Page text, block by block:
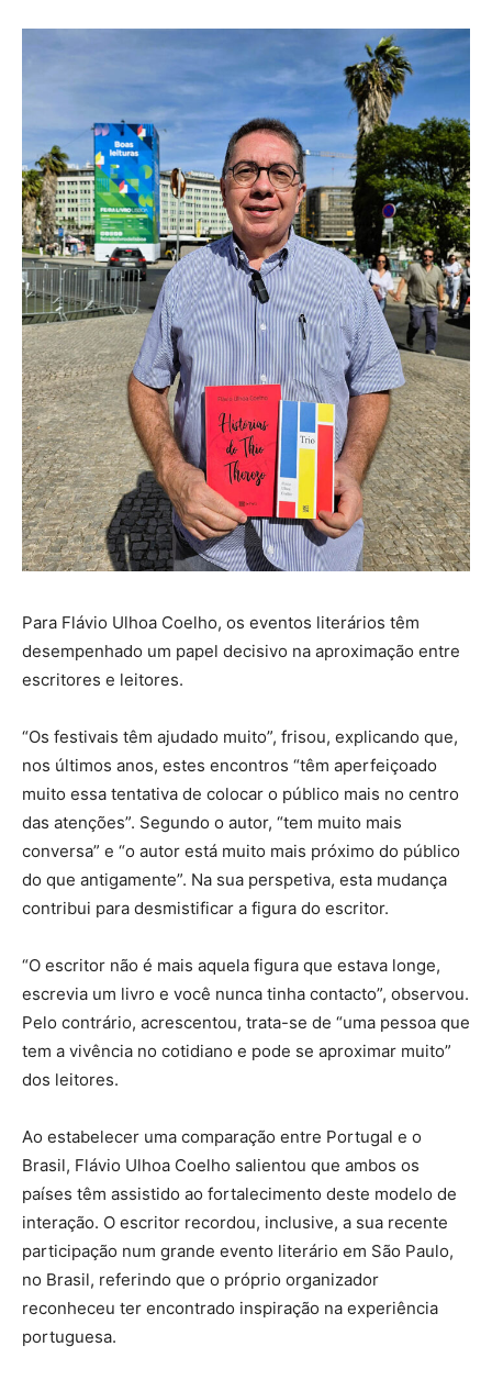
Para Flávio Ulhoa Coelho, os eventos literários têm
desempenhado um papel decisivo na aproximação entre
escritores e leitores.
“Os festivais têm ajudado muito”, frisou, explicando que,
nos últimos anos, estes encontros “têm aperfeiçoado
muito essa tentativa de colocar o público mais no centro
das atenções”. Segundo o autor, “tem muito mais
conversa” e “o autor está muito mais próximo do público
do que antigamente”. Na sua perspetiva, esta mudança
contribui para desmistificar a figura do escritor.
“O escritor não é mais aquela figura que estava longe,
escrevia um livro e você nunca tinha contacto”, observou.
Pelo contrário, acrescentou, trata-se de “uma pessoa que
tem a vivência no cotidiano e pode se aproximar muito”
dos leitores.
Ao estabelecer uma comparação entre Portugal e o
Brasil, Flávio Ulhoa Coelho salientou que ambos os
países têm assistido ao fortalecimento deste modelo de
interação. O escritor recordou, inclusive, a sua recente
participação num grande evento literário em São Paulo,
no Brasil, referindo que o próprio organizador
reconheceu ter encontrado inspiração na experiência
portuguesa.